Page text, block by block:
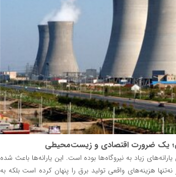
یک ضرورت اقتصادی و زیست‌محیطی
زیاد به نیروگاه‌ها بوده است. این یارانه‌ها باعث شده
هزینه‌های واقعی تولید برق را پنهان کرده است بلکه به